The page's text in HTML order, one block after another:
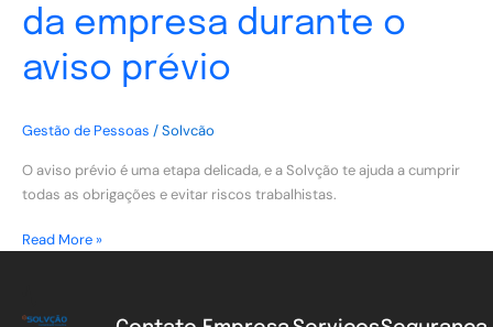
da empresa durante o
aviso prévio
Gestão de Pessoas /Solvcão
O aviso prévio é uma etapa delicada, e a Solvção te ajuda a cumprir
todas as obrigações e evitar riscos trabalhistas.
Read More »